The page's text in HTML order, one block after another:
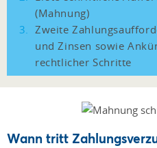
(Mahnung)
Zweite
und Zinsen sowie
rechtlicher Schritte
Wann tritt